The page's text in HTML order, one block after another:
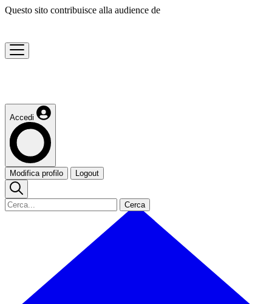
Questo sito contribuisce alla audience de
Accedi
Modifica profilo Logout
Cerca